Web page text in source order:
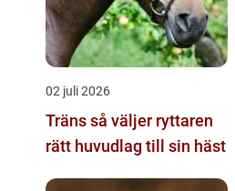
02 juli 2026
Träns så väljer ryttaren
rätt huvudlag till sin häst